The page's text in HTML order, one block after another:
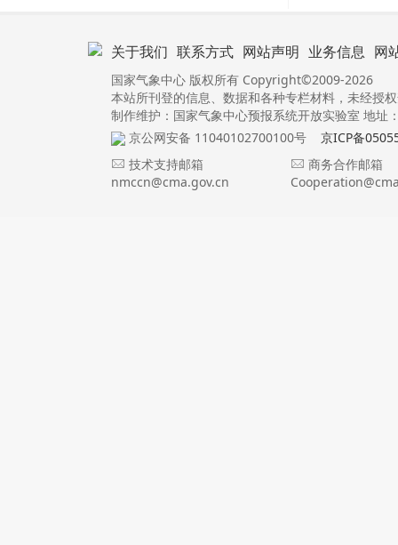
关于我们 联系方式 网站声明 业务信息 网
国家气象中心 版权所有 Copyright©2009-2026
本站所刊登的信息、数据和各种专栏材料，未经授
制作维护：国家气象中心预报系统开放实验室 地址
京公网安备 11040102700100号
京ICP备
技术支持邮箱
nmccn@cma.gov.cn
商务合作邮箱